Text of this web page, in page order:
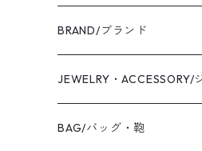
BRAND/ブランド
WAS KNOT WAS
2019 S/S
Coaling Cards Publisher
JEWELRY・
RING/リング・指輪
BAG/バッグ・鞄